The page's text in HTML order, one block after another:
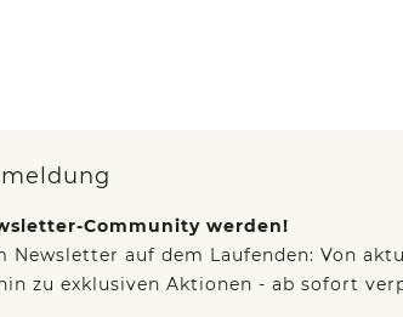
Community werden!
Newsletter auf dem Laufenden: Von
zu exklusiven Aktionen - ab sofort